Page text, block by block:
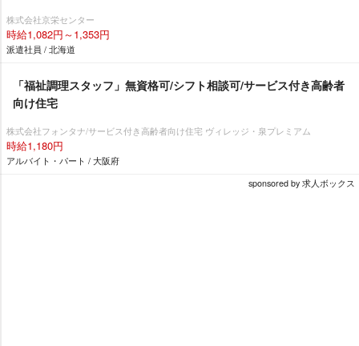
株式会社京栄センター
時給1,082円～1,353円
派遣社員 / 北海道
「福祉調理スタッフ」無資格可/シフト相談可/サービス付き高齢者
向け住宅
株式会社フォンタナ/サービス付き高齢者向け住宅 ヴィレッジ・泉プレミアム
時給1,180円
アルバイト・パート / 大阪府
sponsored by 求人ボックス